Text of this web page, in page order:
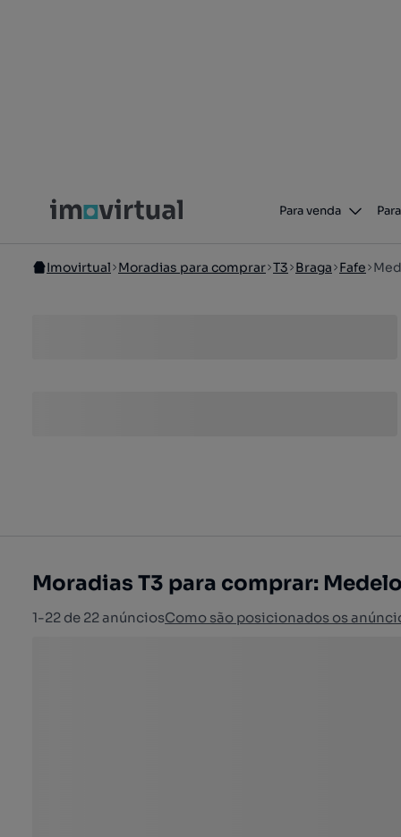
Para venda
Imovirtual Moradias para comprar T3 Braga Fafe
Moradias T3 para comprar:
1-22 de 22 anúnciosComo são posicionados os